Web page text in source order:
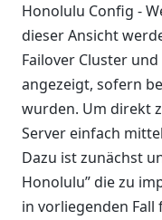
Honolulu Config -
dieser Ansicht
Failover Cluster
angezeigt, sofern
wurden. Um direkt
Server einfach
Dazu ist zunächst
Honolulu” die zu
in vorliegenden Fall